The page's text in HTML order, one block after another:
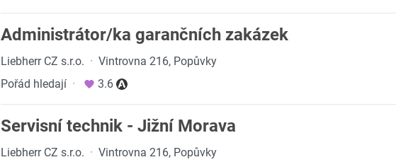
Administrátor/ka garančních zakázek
Liebherr CZ s.r.o. · Vintrovna 216, Popůvky
Pořád hledají · 3.6
Servisní technik - Jižní Morava
Liebherr CZ s.r.o. · Vintrovna 216, Popůvky